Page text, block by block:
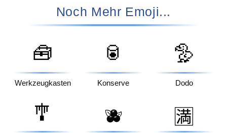
Noch Mehr Emoji...
🧰
Werkzeugkasten
🥫
Konserve
🦤
Dodo
🎐 🫐 🈵